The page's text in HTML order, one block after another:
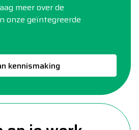
meer over de
onze geïntegreerde
kennismaking